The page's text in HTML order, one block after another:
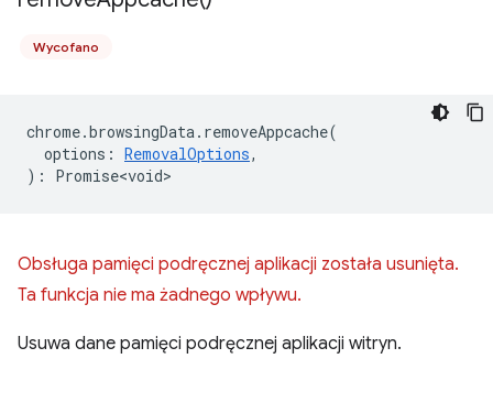
Wycofano
chrome.browsingData. removeAppcache(
options : RemovalOptions,
) : Promise<void>
Obsługa pamięci podręcznej aplikacji została usunięta.
Ta funkcja nie ma żadnego wpływu.
Usuwa dane pamięci podręcznej aplikacji witryn.